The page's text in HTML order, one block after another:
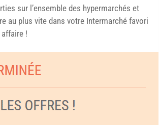
sur l’ensemble des hypermarchés et
au plus vite dans votre Intermarché favori
!